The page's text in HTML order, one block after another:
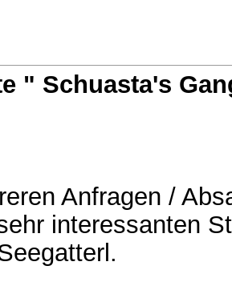
" Schuasta's
Anfragen /
interessanten